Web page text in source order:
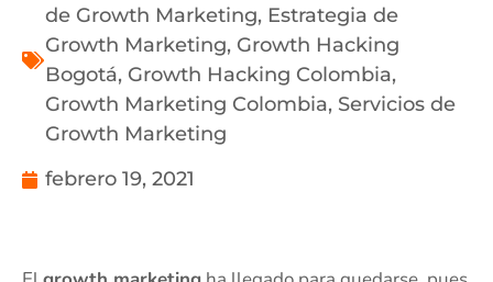
de Growth Marketing, Estrategia de
Growth Marketing, Growth Hacking
Bogotá, Growth Hacking Colombia,
Growth Marketing Colombia, Servicios de
Growth Marketing
febrero 19, 2021